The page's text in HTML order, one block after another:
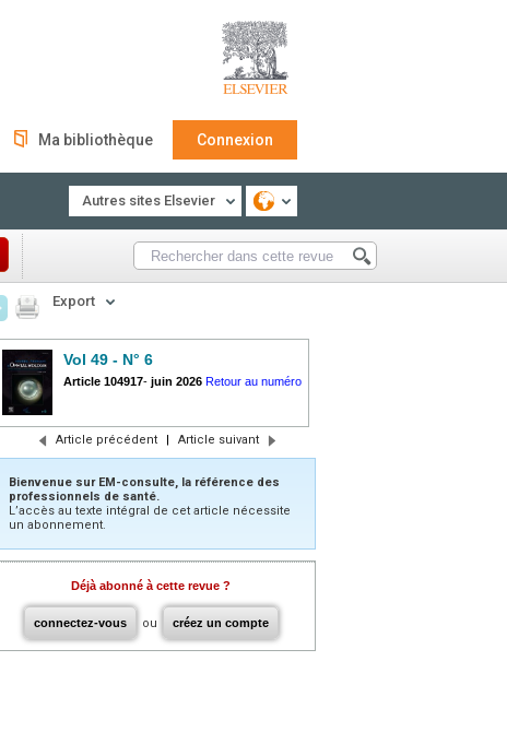
Ma bibliothèque Connexion
Autres sites Elsevier
Export
Vol 49 - N° 6
Article 104917- juin 2026 Retour au numéro
Article précédent | Article suivant
Bienvenue sur EM-consulte, la référence des
professionnels de santé.
L’accès au texte intégral de cet article nécessite
un abonnement.
Déjà abonné à cette revue ?
connectez-vous ou créez un compte